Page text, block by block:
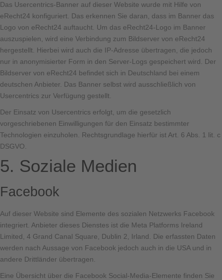
Das Usercentrics-Banner auf dieser Website wurde mit Hilfe von
eRecht24 konfiguriert. Das erkennen Sie daran, dass im Banner das
Logo von eRecht24 auftaucht. Um das eRecht24-Logo im Banner
auszuspielen, wird eine Verbindung zum Bildserver von eRecht24
hergestellt. Hierbei wird auch die IP-Adresse übertragen, die jedoch
nur in anonymisierter Form in den Server-Logs gespeichert wird. Der
Bildserver von eRecht24 befindet sich in Deutschland bei einem
deutschen Anbieter. Das Banner selbst wird ausschließlich von
Usercentrics zur Verfügung gestellt.
Der Einsatz von Usercentrics erfolgt, um die gesetzlich
vorgeschriebenen Einwilligungen für den Einsatz bestimmter
Technologien einzuholen. Rechtsgrundlage hierfür ist Art. 6 Abs. 1 lit. c
DSGVO.
5. Soziale Medien
Facebook
Auf dieser Website sind Elemente des sozialen Netzwerks Facebook
integriert. Anbieter dieses Dienstes ist die Meta Platforms Ireland
Limited, 4 Grand Canal Square, Dublin 2, Irland. Die erfassten Daten
werden nach Aussage von Facebook jedoch auch in die USA und in
andere Drittländer übertragen.
Eine Übersicht über die Facebook Social-Media-Elemente finden Sie